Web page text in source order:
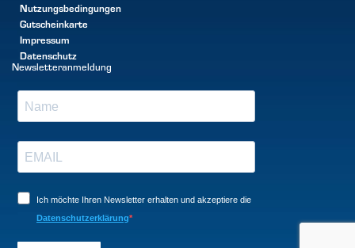
Nutzungsbedingungen
Gutscheinkarte
Impressum
Datenschutz
Newsletteranmeldung
Ich möchte Ihren Newsletter erhalten und akzeptiere die
Datenschutzerklärung